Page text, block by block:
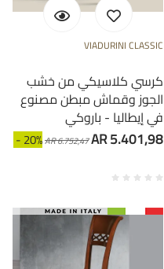
VIADURINI CLASSIC
كرسي كلاسيكي من خشب
الجوز وقماش مبطن مصنوع
في إيطاليا - باروكي
- 20%AR 6.752,47AR 5.401,98